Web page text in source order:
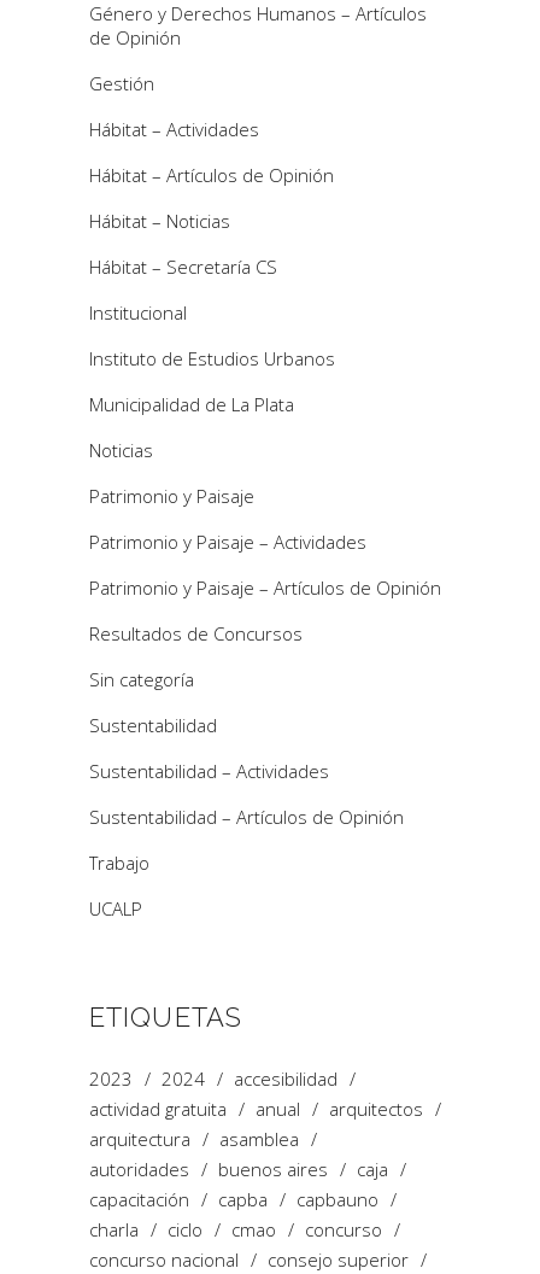
Género y Derechos Humanos – Artículos
de Opinión
Gestión
Hábitat – Actividades
Hábitat – Artículos de Opinión
Hábitat – Noticias
Hábitat – Secretaría CS
Institucional
Instituto de Estudios Urbanos
Municipalidad de La Plata
Noticias
Patrimonio y Paisaje
Patrimonio y Paisaje – Actividades
Patrimonio y Paisaje – Artículos de Opinión
Resultados de Concursos
Sin categoría
Sustentabilidad
Sustentabilidad – Actividades
Sustentabilidad – Artículos de Opinión
Trabajo
UCALP
ETIQUETAS
2023 2024
accesibilidad
actividad gratuita
anual
arquitectos
arquitectura
asamblea
autoridades
buenos aires
caja
capacitación
capba
capbauno
charla
ciclo cmao
concurso
concurso nacional
consejo superior